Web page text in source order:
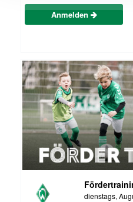
Anmelden
dienstags,